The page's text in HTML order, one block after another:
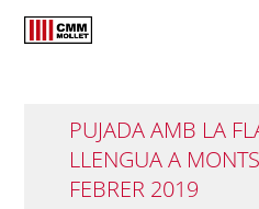
PUJADA AMB LA
LLENGUA A
FEBRER 2019